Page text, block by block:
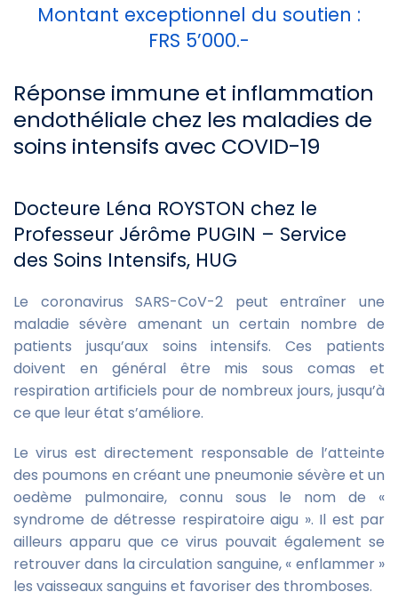
Montant exceptionnel du soutien :
FRS 5’000.-
Réponse immune et inflammation
endothéliale chez les maladies de
soins intensifs avec COVID-19
Docteure Léna ROYSTON chez le
Professeur Jérôme PUGIN – Service
des Soins Intensifs, HUG
Le coronavirus SARS-CoV-2 peut entraîner une
maladie sévère amenant un certain nombre de
patients jusqu’aux soins intensifs. Ces patients
doivent en général être mis sous comas et
respiration artificiels pour de nombreux jours, jusqu’à
ce que leur état s’améliore.
Le virus est directement responsable de l’atteinte
des poumons en créant une pneumonie sévère et un
oedème pulmonaire, connu sous le nom de «
syndrome de détresse respiratoire aigu ». Il est par
ailleurs apparu que ce virus pouvait également se
retrouver dans la circulation sanguine, « enflammer »
les vaisseaux sanguins et favoriser des thromboses.